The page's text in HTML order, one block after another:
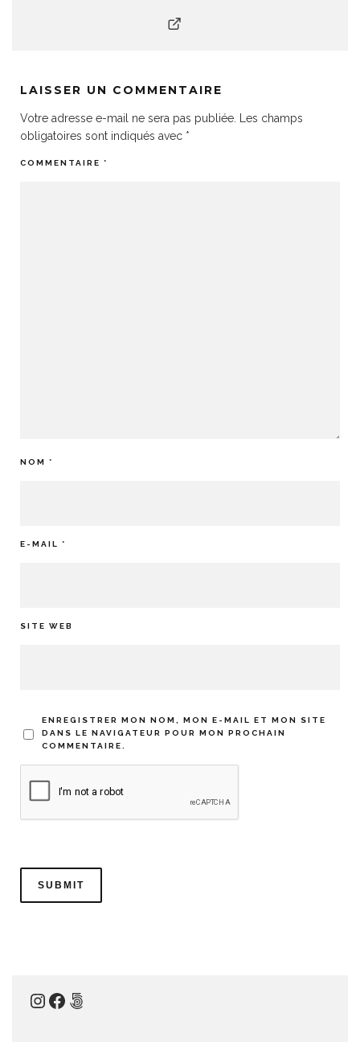
LAISSER UN COMMENTAIRE
Votre adresse e-mail ne sera pas publiée.
Les champs
obligatoires sont indiqués avec *
COMMENTAIRE *
NOM *
E-MAIL *
SITE WEB
ENREGISTRER MON NOM, MON E-MAIL ET MON SITE
DANS LE NAVIGATEUR POUR MON PROCHAIN
COMMENTAIRE.
Instagram
Facebook
500px